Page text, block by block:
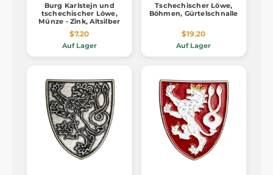
Burg Karlstejn und
tschechischer Löwe,
Münze - Zink, Altsilber
$7.20
Auf Lager
Tschechischer Löwe,
Böhmen, Gürtelschnalle
$19.20
Auf Lager